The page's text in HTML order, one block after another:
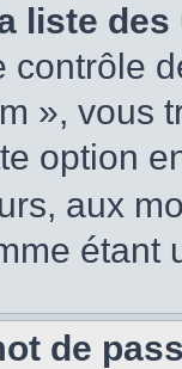
liste
», vous
option
aux
étant
de